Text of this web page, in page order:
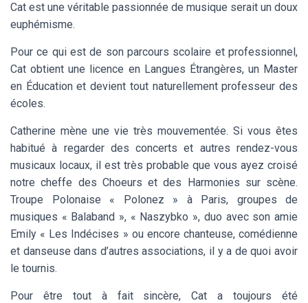
Cat est une véritable passionnée de musique serait un doux
euphémisme.
Pour ce qui est de son parcours scolaire et professionnel,
Cat obtient une licence en Langues Étrangères, un Master
en Éducation et devient tout naturellement professeur des
écoles.
Catherine mène une vie très mouvementée. Si vous êtes
habitué à regarder des concerts et autres rendez-vous
musicaux locaux, il est très probable que vous ayez croisé
notre cheffe des Choeurs et des Harmonies sur scène.
Troupe Polonaise « Polonez » à Paris, groupes de
musiques « Balaband », « Naszybko », duo avec son amie
Emily « Les Indécises » ou encore chanteuse, comédienne
et danseuse dans d’autres associations, il y a de quoi avoir
le tournis.
Pour être tout à fait sincère, Cat a toujours été